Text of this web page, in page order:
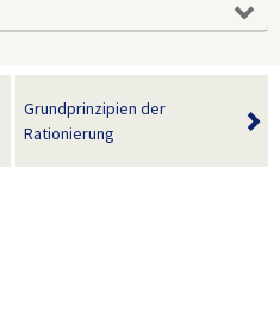
Grundprinzipien der
Rationierung